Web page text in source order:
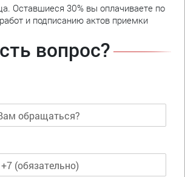
Оставшиеся 30% вы оплачиваете по
и подписанию актов приемки
вопрос?